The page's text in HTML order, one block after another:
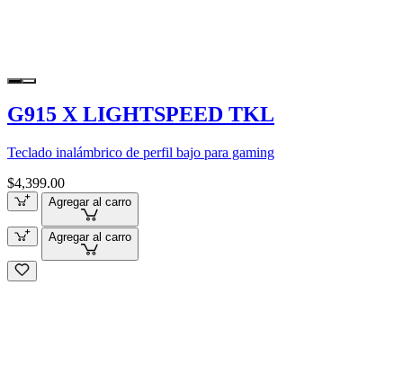
G915 X LIGHTSPEED TKL
Teclado inalámbrico de perfil bajo para gaming
$4,399.00
Agregar al carro
Agregar al carro